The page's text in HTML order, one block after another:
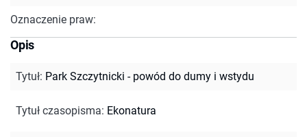
Oznaczenie praw:
Opis
Tytuł: Park Szczytnicki - powód do dumy i wstydu
Tytuł czasopisma: Ekonatura